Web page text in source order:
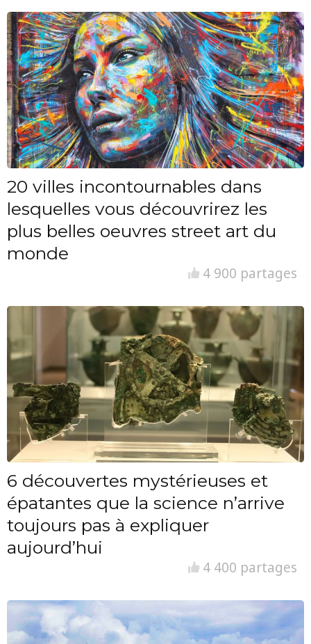
20 villes incontournables dans
lesquelles vous découvrirez les
plus belles oeuvres street art du
monde
4 900 partages
6 découvertes mystérieuses et
épatantes que la science n’arrive
toujours pas à expliquer
aujourd’hui
4 400 partages